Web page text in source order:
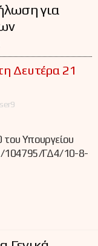
για
Δευτέρα 21
Υπουργείου
104795/ΓΔ4/10-8-